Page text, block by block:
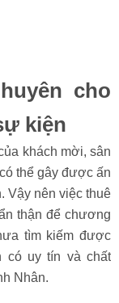
cho
kiện
khách mời, sân
thể gây được ấn
nên việc thuê
thận để chương